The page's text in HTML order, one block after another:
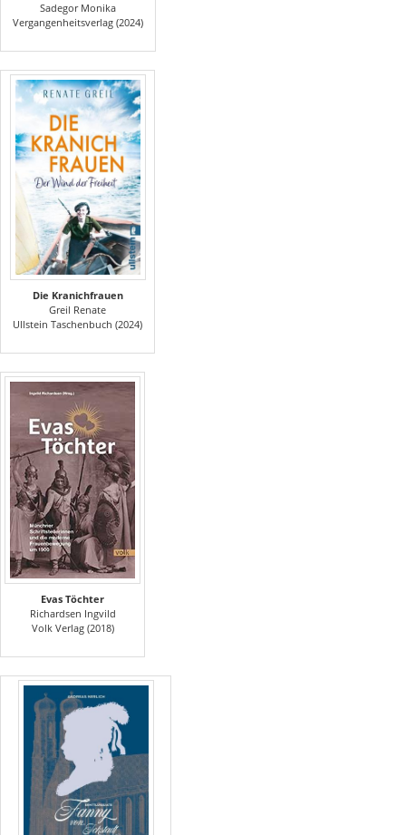
Sadegor Monika
Vergangenheitsverlag (2024)
Die Kranichfrauen
Greil Renate
Ullstein Taschenbuch (2024)
Evas Töchter
Richardsen Ingvild
Volk Verlag (2018)